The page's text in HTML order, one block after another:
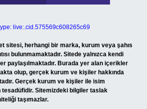
live:.cid.575569c608265c69
sitesi, herhangi bir marka, kurum veya şahıs
bulunmamaktadır. Sitede yalnızca kendi
paylaşılmaktadır. Burada yer alan içerikler
olup, gerçek kurum ve kişiler hakkında
Gerçek kurum ve kişiler ile isim
tesadüfidir. Sitemizdeki bilgiler taslak
taşımazlar.